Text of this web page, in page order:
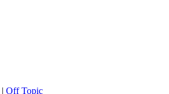
| Off Topic